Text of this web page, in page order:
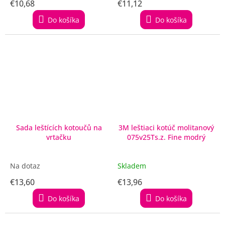
€10,68
Do košíka
€11,12
Do košíka
Sada leštících kotoučů na
vrtačku
Na dotaz
€13,60
Do košíka
3M leštiaci kotúč molitanový
075v25Ts.z. Fine modrý
Skladem
€13,96
Do košíka